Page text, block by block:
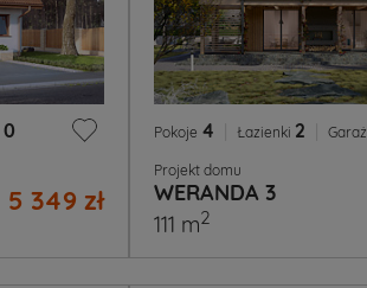
0
5 349 zł
Pokoje 4 Łazienki 2 Garaż
Projekt domu
WERANDA 3
111 m2